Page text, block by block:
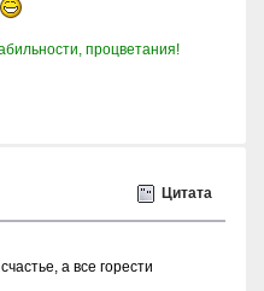
процветания!
Цитата
а все горести